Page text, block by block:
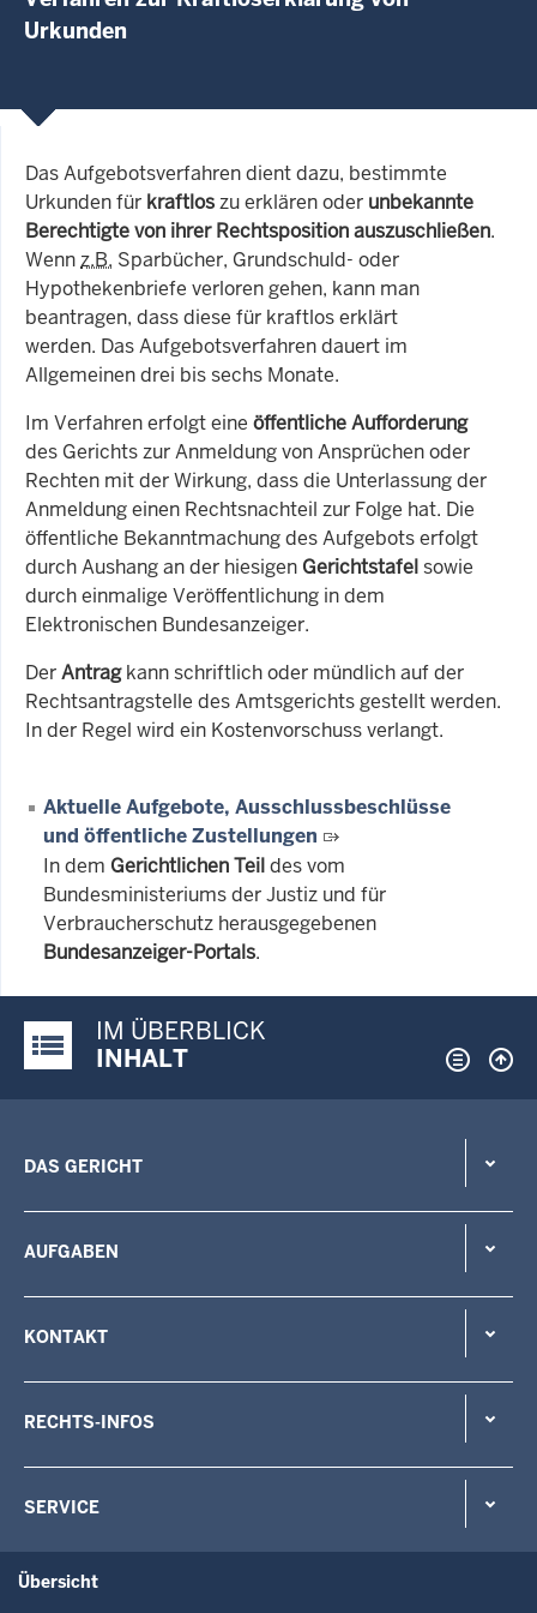
Urkunden
Das Aufgebotsverfahren dient dazu, bestimmte
Urkunden für kraftloszu erklären oder unbekannte
Berechtigte von ihrer Rechtsposition auszuschließen.
Wennz.B. Sparbücher, Grundschuld- oder
Hypothekenbriefe verloren gehen, kann man
beantragen, dass diese für kraftlos erklärt
werden. Das Aufgebotsverfahren dauert im
Allgemeinen drei bis sechs Monate.
Im Verfahren erfolgt eine öffentliche Aufforderung
des Gerichts zur Anmeldung von Ansprüchen oder
Rechten mit der Wirkung, dass die Unterlassung der
Anmeldung einen Rechtsnachteil zur Folge hat. Die
öffentliche Bekanntmachung des Aufgebots erfolgt
durch Aushang an der hiesigen Gerichtstafelsowie
durch einmalige Veröffentlichung in dem
Elektronischen Bundesanzeiger.
DerAntragkann schriftlich oder mündlich auf der
Rechtsantragstelle des Amtsgerichts gestellt werden.
In der Regel wird ein Kostenvorschuss verlangt.
Aktuelle Aufgebote, Ausschlussbeschlüsse
und öffentliche Zustellungen
In dem Gerichtlichen Teildes vom
Bundesministeriums der Justiz und für
Verbraucherschutz herausgegebenen
Bundesanzeiger-Portals.
Justiz-Portal im Überblick:
IM ÜBERBLICK
INHALT
DAS GERICHT
AUFGABEN
KONTAKT
RECHTS-INFOS
SERVICE
Übersicht